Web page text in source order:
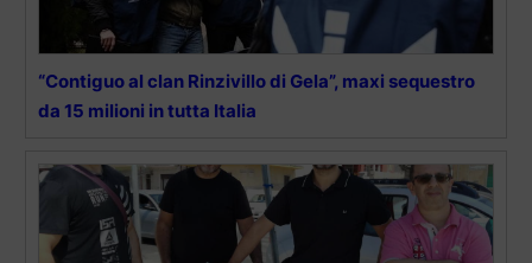
“Contiguo al clan Rinzivillo di Gela”, maxi sequestro
da 15 milioni in tutta Italia